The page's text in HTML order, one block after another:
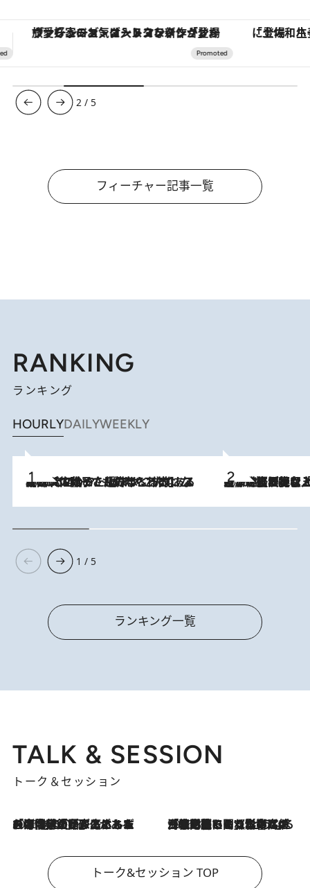
「土佐和ハーブかき氷」がOMO7高知に登場！生姜、山椒、大葉など目にも舌にも涼を呼ぶ郷土の味 【銀座で出合う最旬美容】美髪ケアや上質
3 / 5
フィーチャー記事一覧
RANKING
ランキング
HOURLYDAILYWEEKLY
2026.8.5
【阿川佐和子さんの年とる力】なぜ70代で始めた趣味は“こんなに楽しい”のか？ ピアノ、俳句…スランプに陥っても続けられる“ある秘訣”とは 2026.8.5
【なぜ吉沢亮は「気配を消せる」のか？】興行収入208億の『国宝』を経て挑むミュージカル『ディア・エヴァン・ハンセン』。トップ俳優が舞台上でさらけ出した“孤独”とは
1 / 5
ランキング一覧
TALK & SESSION
トーク＆セッション
2026.8.3
「今後値上げがあるとすれば…」「リスクがあるのは今年の冬」エネルギー専門家が語る、ホルムズ海峡封鎖が家庭にもたらす“ある心配” 2026.8.3
「住宅建てられない…」「サーチャージ料の高値が続いている」ホルムズ海峡封鎖による影響はいつまで続く？《エネルギー専門家に聞く“どうなる日本の暮らし”》
トーク&セッション TOP